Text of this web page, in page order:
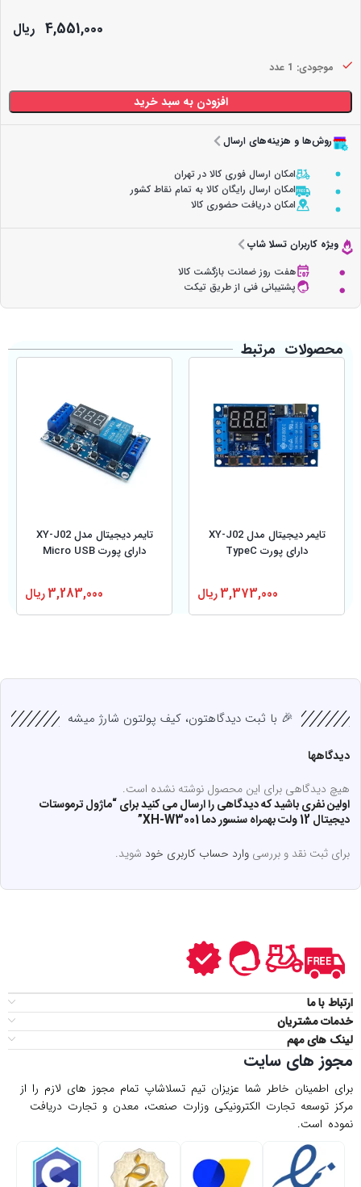
4,551,000 ریال
موجودی: 1 عدد
افزودن به سبد خرید
روش‌ها و هزینه‌های ارسال
امکان ارسال فوری کالا در تهران
امکان ارسال رایگان کالا به تمام نقاط کشور
امکان دریافت حضوری کالا
ویژه کاربران تسلا شاپ
هفت روز ضمانت بازگشت کالا
پشتیبانی فنی از طریق تیکت
محصولات مرتبط
تایمر دیجیتال مدل XY-J02
دارای پورت TypeC
3,373,000ریال
تایمر دیجیتال مدل XY-J02
دارای پورت Micro USB
3,283,000ریال
🎉 با ثبت دیدگاهتون، کیف پولتون شارژ میشه
دیدگاهها
هیچ دیدگاهی برای این محصول نوشته نشده است.
اولین نفری باشید که دیدگاهی را ارسال می کنید برای “ماژول ترموستات
دیجیتال 12 ولت بهمراه سنسور دما XH-W3001”
برای ثبت نقد و بررسیوارد حساب کاربری خود شوید.
ارتباط با ما
خدمات مشتریان
لینک های مهم
مجوز های سایت
برای اطمینان خاطر شما عزیزان تیم تسلاشاپ تمام مجوز های لازم را از
مركز توسعه تجارت الكترونیكی وزارت صنعت، معدن و تجارت دریافت
نموده است.